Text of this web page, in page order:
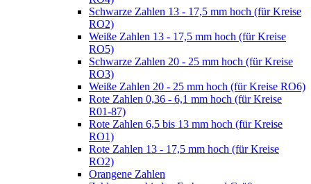
Schwarze Zahlen 13 - 17,5 mm hoch (für Kreise
RO2)
Weiße Zahlen 13 - 17,5 mm hoch (für Kreise
RO5)
Schwarze Zahlen 20 - 25 mm hoch (für Kreise
RO3)
Weiße Zahlen 20 - 25 mm hoch (für Kreise RO6)
Rote Zahlen 0,36 - 6,1 mm hoch (für Kreise
R01-87)
Rote Zahlen 6,5 bis 13 mm hoch (für Kreise
RO1)
Rote Zahlen 13 - 17,5 mm hoch (für Kreise
RO2)
Orangene Zahlen